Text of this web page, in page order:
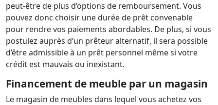
peut-être de plus d’options de remboursement. Vous
pouvez donc choisir une durée de prêt convenable
pour rendre vos paiements abordables. De plus, si vous
postulez auprès d’un prêteur alternatif, il sera possible
d’être admissible à un prêt personnel même si votre
crédit est mauvais ou inexistant.
Financement de meuble par un magasin
Le magasin de meubles dans lequel vous achetez vos